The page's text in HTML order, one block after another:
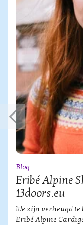
Blog
Eribé Alpine
13doors.eu
We zijn verheugd
Eribé Alpine